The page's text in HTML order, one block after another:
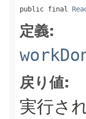
public final
定義:
戻り値:
実行さ